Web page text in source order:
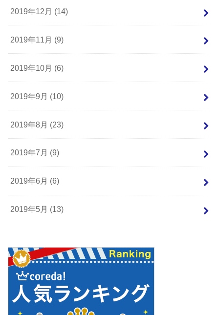
2019年12月 (14)
2019年11月 (9)
2019年10月 (6)
2019年9月 (10)
2019年8月 (23)
2019年7月 (9)
2019年6月 (6)
2019年5月 (13)